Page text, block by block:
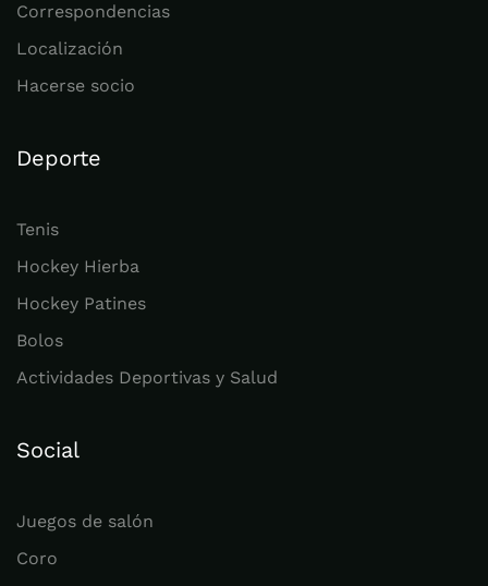
Correspondencias
Localización
Hacerse socio
Deporte
Tenis
Hockey Hierba
Hockey Patines
Bolos
Actividades Deportivas y Salud
Social
Juegos de salón
Coro